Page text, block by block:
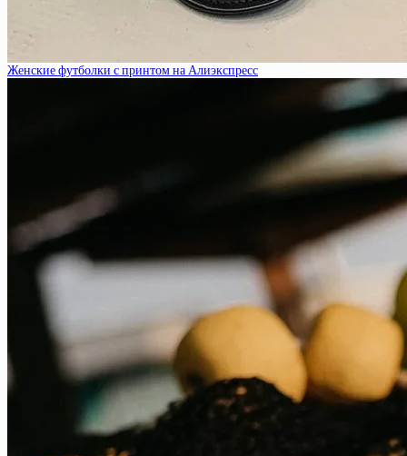
Женские футболки с принтом на Алиэкспресс